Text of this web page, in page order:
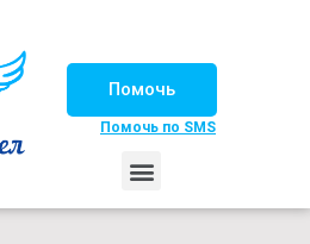
Помочь
Помочь по SMS